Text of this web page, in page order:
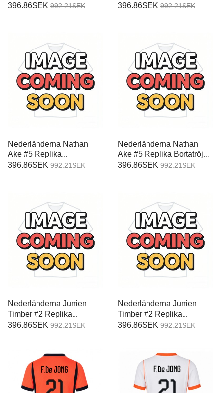
Hemmatröja Damer VM
396.86SEK 992.21SEK
Bortatröja Damer VM 2026
396.86SEK 992.21SEK
Nederländerna Nathan
Ake #5 Replika
Hemmatröja Damer VM
396.86SEK 992.21SEK
Nederländerna Nathan
Ake #5 Replika Bortatröja
Damer VM 2026
396.86SEK 992.21SEK
Nederländerna Jurrien
Timber #2 Replika
Hemmatröja Damer VM
396.86SEK 992.21SEK
Nederländerna Jurrien
Timber #2 Replika
Bortatröja Damer VM 2026
396.86SEK 992.21SEK